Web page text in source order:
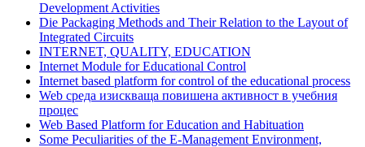
Development Activities
Die Packaging Methods and Their Relation to the Layout of
Integrated Circuits
INTERNET, QUALITY, EDUCATION
Internet Module for Educational Control
Internet based platform for control of the educational process
Web среда изискваща повишена активност в учебния
процес
Web Based Platform for Education and Habituation
Some Peculiarities of the E-Management Environment,